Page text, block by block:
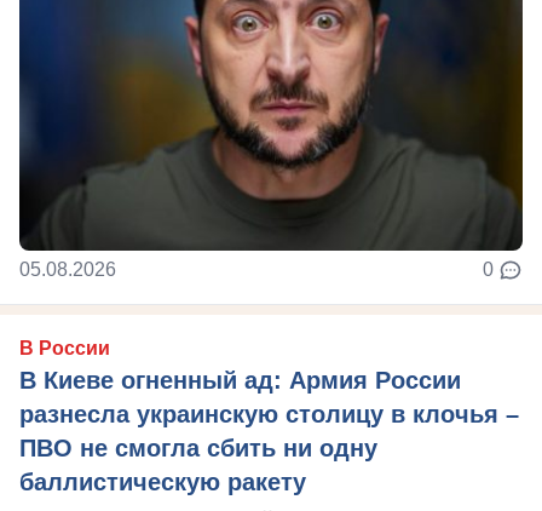
05.08.2026 0
В России
В Киеве огненный ад: Армия России
разнесла украинскую столицу в клочья –
ПВО не смогла сбить ни одну
баллистическую ракету